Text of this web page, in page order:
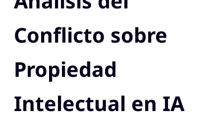
Conflicto sobre
Propiedad
Intelectual en IA